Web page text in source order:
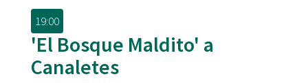
19:00
'El Bosque Maldito' a
Canaletes